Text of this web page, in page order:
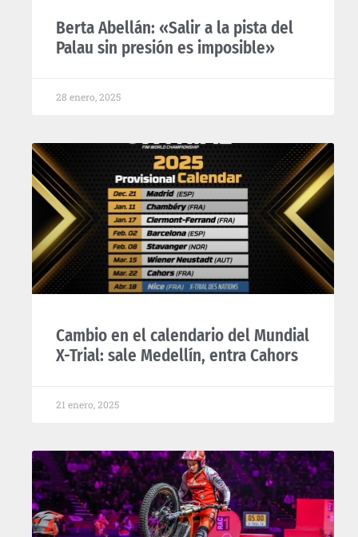
Berta Abellán: «Salir a la pista del
Palau sin presión es imposible»
28 enero, 2025
Cambio en el calendario del Mundial
X-Trial: sale Medellín, entra Cahors
21 enero, 2025